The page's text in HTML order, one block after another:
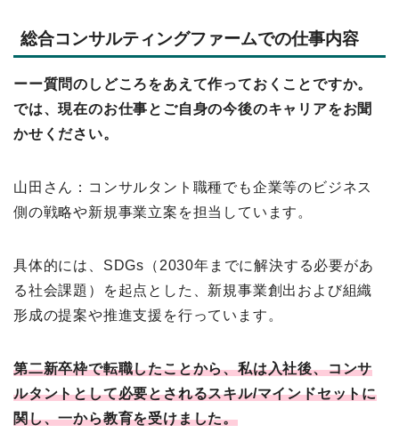
総合コンサルティングファームでの仕事内容
ーー質問のしどころをあえて作っておくことですか。
では、現在のお仕事とご自身の今後のキャリアをお聞
かせください。
山田さん：コンサルタント職種でも企業等のビジネス
側の戦略や新規事業立案を担当しています。
具体的には、SDGs（2030年までに解決する必要があ
る社会課題）を起点とした、新規事業創出および組織
形成の提案や推進支援を行っています。
第二新卒枠で転職したことから、私は入社後、コンサ
ルタントとして必要とされるスキル/マインドセットに
関し、一から教育を受けました。